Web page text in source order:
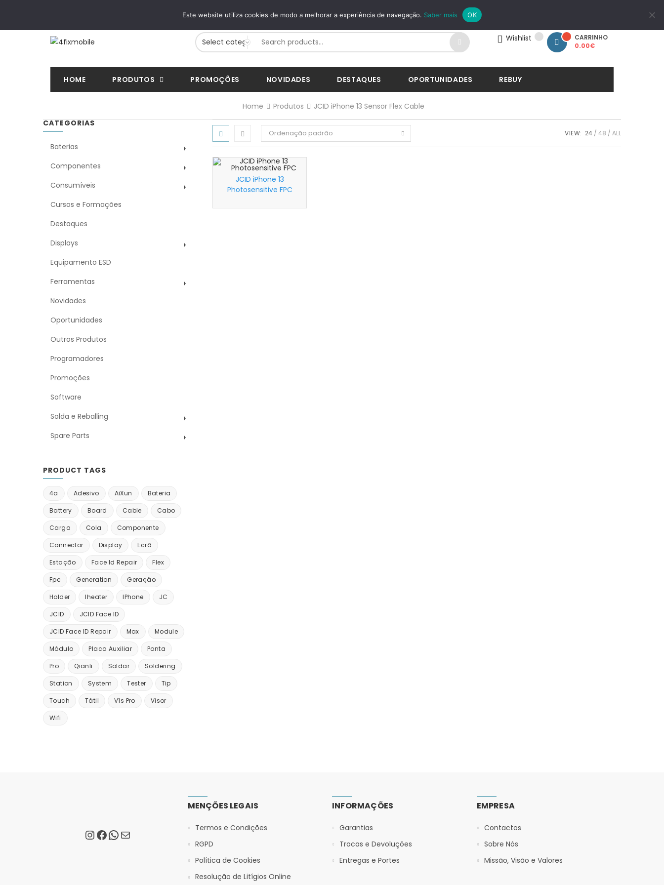
VISA, Mastercard, MBWay... +351 926 268 200
Wishlist
CARRINHO
0.00€
HOME PRODUTOS PROMOÇÕES NOVIDADES DESTAQUES OPORTUNIDADES REBUY
Home Produtos JCID iPhone 13 Sensor Flex Cable
Ordenação padrão VIEW: 24 48 ALL
JCID iPhone 13
Photosensitive FPC
CATEGORIAS
Baterias
Componentes
Consumíveis
Cursos e Formações
Destaques
Displays
Equipamento ESD
Ferramentas
Novidades
Oportunidades
Outros Produtos
Programadores
Promoções
Software
Solda e Reballing
Spare Parts
PRODUCT TAGS
4a Adesivo AiXun Bateria
Battery Board Cable Cabo
Carga Cola Componente
Connector Display Ecrã
Estação Face Id Repair Flex
Fpc Generation Geração
Holder Iheater IPhone JC
JCID JCID Face ID
JCID Face ID Repair Max Module
Módulo Placa Auxiliar Ponta
Pro Qianli Soldar Soldering
Station System Tester Tip
Touch Tátil V1s Pro Visor
Wifi
MENÇÕES LEGAIS
Termos e Condições
RGPD
Política de Cookies
Resolução de Litígios Online
INFORMAÇÕES
Garantias
Trocas e Devoluções
Entregas e Portes
EMPRESA
Contactos
Sobre Nós
Missão, Visão e Valores
Este website utiliza cookies de modo a melhorar a experiência de navegação. Saber mais OK